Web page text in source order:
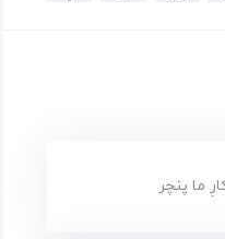
ما پنچر